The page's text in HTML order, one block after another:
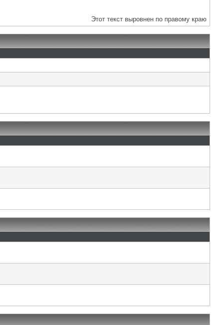
Этот текст выровнен по правому краю